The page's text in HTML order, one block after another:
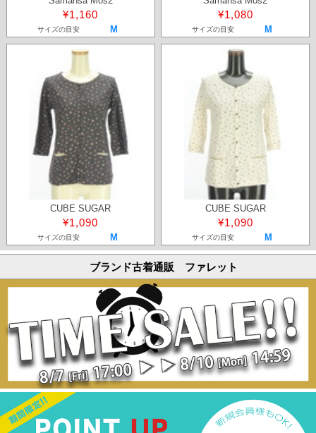
¥1,160
サイズの目安 M
¥1,080
サイズの目安 M
CUBE SUGAR
¥1,090
サイズの目安 M
CUBE SUGAR
¥1,090
サイズの目安 M
ブランド古着通販 ファレット